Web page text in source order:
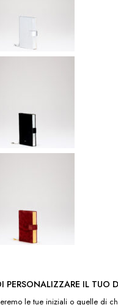
PERSONALIZZARE IL TUO
le tue iniziali o quelle di